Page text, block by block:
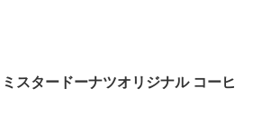
スタードーナツオリジナル コーヒ